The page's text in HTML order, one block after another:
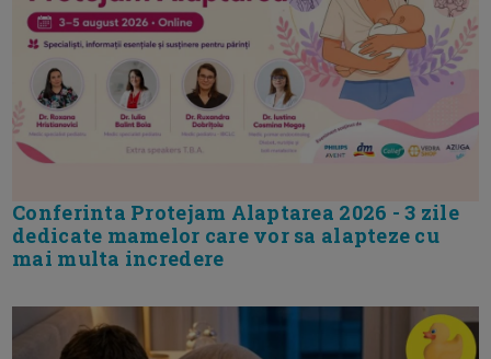
Conferinta Protejam Alaptarea 2026 - 3 zile
dedicate mamelor care vor sa alapteze cu
mai multa incredere